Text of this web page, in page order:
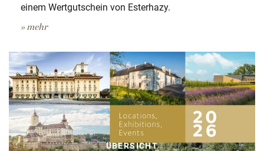
einem Wertgutschein von Esterhazy.
» mehr
ÜBERSICHT